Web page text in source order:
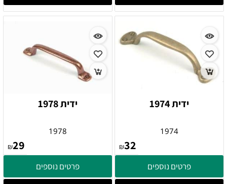
ידית 1974
1974
₪32
פרטים נוספים
ידית 1978
1978
₪29
פרטים נוספים